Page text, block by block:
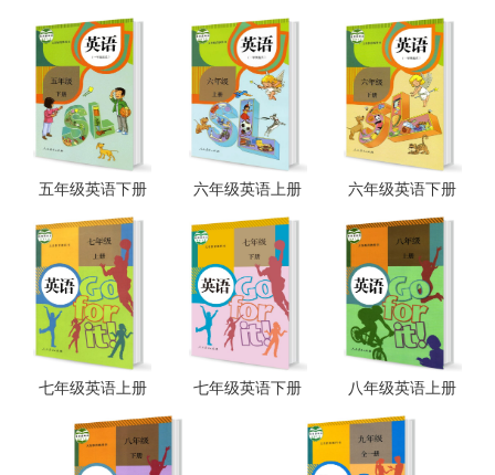
五年级英语下册 六年级英语上册 六年级英语下册
七年级英语上册 七年级英语下册 八年级英语上册